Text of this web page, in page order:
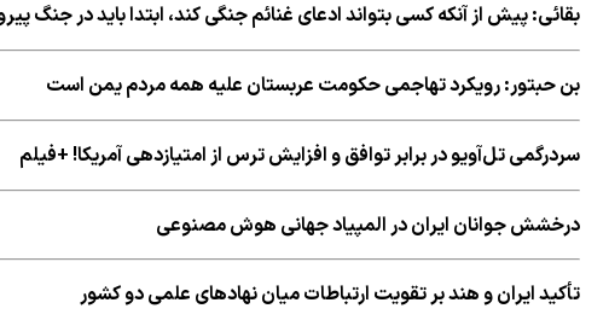
بقائی: پیش از آنکه کسی بتواند ادعای غنائم جنگی کند، ابتدا باید در جنگ
بن حبتور: رویکرد تهاجمی حکومت عربستان علیه همه مردم یمن است
سردرگمی تل‌آویو در برابر توافق و افزایش ترس از امتیازدهی آمریکا! +فیلم
درخشش جوانان ایران در المپیاد جهانی هوش مصنوعی
تأکید ایران و هند بر تقویت ارتباطات میان نهادهای علمی دو کشور